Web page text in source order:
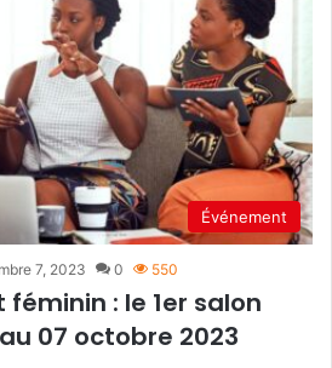
Événement
7, 2023 0 550
: le 1er salon
07 octobre 2023